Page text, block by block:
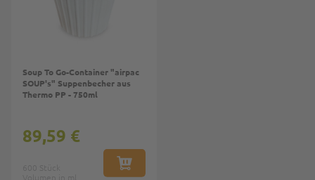
Soup To Go-Container "airpac
SOUP's" Suppenbecher aus
Thermo PP - 750ml
IN DEN WARENKORB
89,59 €